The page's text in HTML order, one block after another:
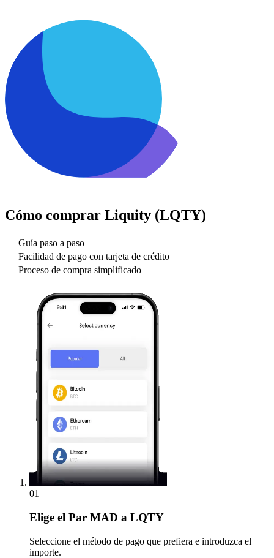
Cómo comprar Liquity (LQTY)
Guía paso a paso
Facilidad de pago con tarjeta de crédito
Proceso de compra simplificado
01
Elige el Par MAD a LQTY
Seleccione el método de pago que prefiera e introduzca el
importe.